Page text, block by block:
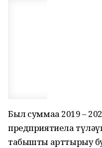
Был суммаға 2019 –
предприятиела
табышты арттырыу